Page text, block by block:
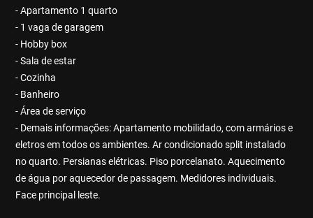
- Apartamento 1 quarto
- 1 vaga de garagem
- Hobby box
- Sala de estar
- Cozinha
- Banheiro
- Área de serviço
- Demais informações: Apartamento mobilidado, com armários e
eletros em todos os ambientes. Ar condicionado split instalado
no quarto. Persianas elétricas. Piso porcelanato. Aquecimento
de água por aquecedor de passagem. Medidores individuais.
Face principal leste.